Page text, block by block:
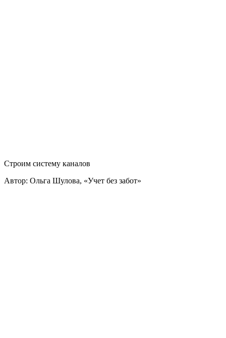
Строим систему каналов
Автор: Ольга Шулова, «Учет без забот»